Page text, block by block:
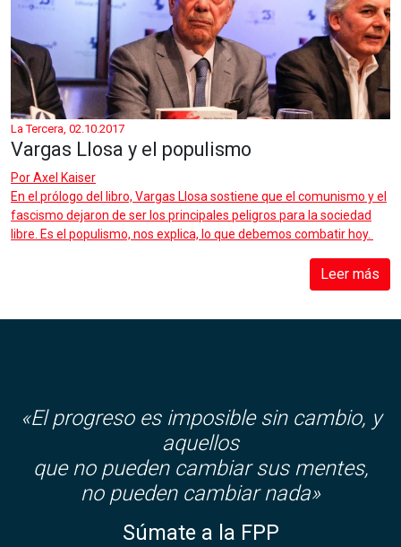
La Tercera, 02.10.2017
Vargas Llosa y el populismo
PorAxel Kaiser
En el prólogo del libro, Vargas Llosa sostiene que el comunismo y el
fascismo dejaron de ser los principales peligros para la sociedad
libre. Es el populismo, nos explica, lo que debemos combatir hoy.
Leer más
«El progreso es imposible sin cambio, y
aquellos
que no pueden cambiar sus mentes,
no pueden cambiar nada»
Súmate a la FPP